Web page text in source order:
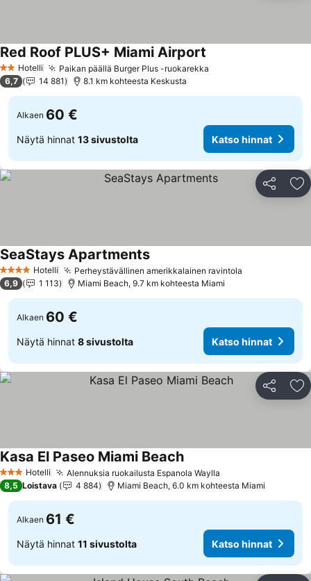
2 Tähtiluokitus
Hotelli Paikan päällä Burger Plus -ruokarekka
Red Roof PLUS+ Miami Airport
6,7 14 881 8.1 km kohteesta Keskusta
Alkaen 60 €
Näytä hinnat 13 sivustolta Katso hinnat
Jaa
4 Tähtiluokitus
Hotelli Perheystävällinen amerikkalainen ravintola
SeaStays ApartmentsKatso hinnat
6,9 1 113 Miami Beach, 9.7 km kohteesta Miami
Alkaen 60 €
Näytä hinnat 8 sivustolta Katso hinnat
Jaa
3 Tähtiluokitus
Hotelli Alennuksia ruokailusta Espanola Waylla
Kasa El Paseo Miami BeachKatso hinnat
8,5 Loistava 4 884 Miami Beach, 6.0 km kohteesta Miami
Alkaen 61 €
Näytä hinnat 11 sivustolta Katso hinnat